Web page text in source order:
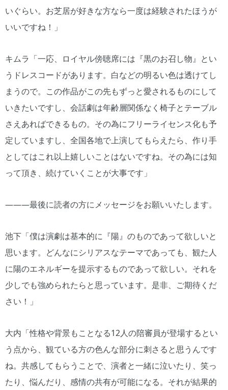
いぐらい。お芝居が好きな方なら一度は経験されたほうが
いいですね！」
キムラ「一応、ロイヤル傍聴席には『黒のお召し物』とい
うドレスコードがあります。白などの明るい色は透けてし
まうので。この作品がこの先もずっと愛されるものにして
いきたいですし、会話劇は年齢層関係なく椅子とテーブル
さえあればできるもの。その為にフリーライセンス化も予
定していますし、全国各地で上演してもらえたら、作り手
としてはこれ以上嬉しいことはないですね。その為には知
って頂き、続けていくことが大事です」
―――最後に読者の方にメッセージをお願いいたします。
池下「僕は演劇は基本的に『陽』のものであって欲しいと
思います。どんなにシリアスなテーマであっても、観た人
に陽のエネルギーを提示するものであって欲しい。それを
少しでも強められたらと思っています。是非、ご期待くだ
さい！」
大内「性格や背景もことなる12人の陪審員が登場するとい
う点から、観ている方の色んな部分に刺さると思うんです
ね。共感してもらうことで、演者と一緒に泣いたり、笑っ
たり、悩んだり、感情の共有が可能になる。それが結果的